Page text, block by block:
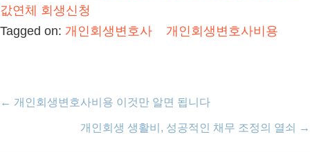
값연체
회생신청
Tagged on: 개인회생변호사 개인회생변호사비용
← 개인회생변호사비용 이것만 알면 됩니다
개인회생 생활비, 성공적인 채무 조정의 열쇠 →